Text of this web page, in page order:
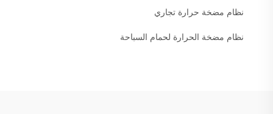
نظام مضخة حرارة تجاري
نظام مضخة الحرارة لحمام السباحة